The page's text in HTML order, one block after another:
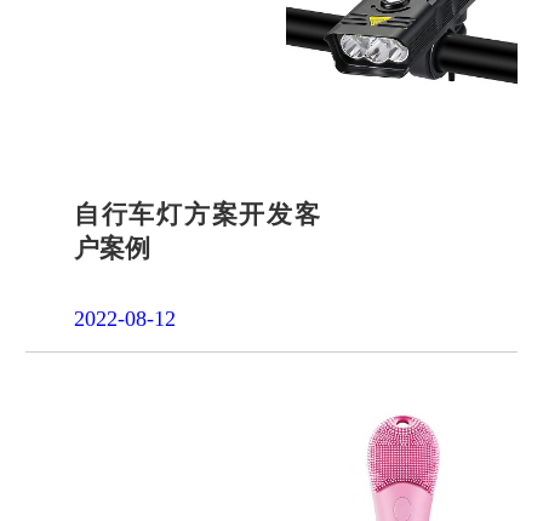
自行车灯方案开发客
户案例
2022-08-12